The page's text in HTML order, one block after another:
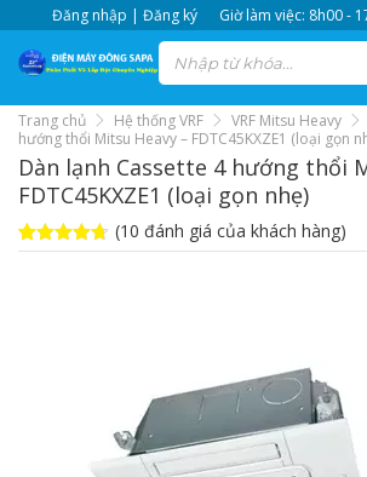
Đăng nhập | Đăng ký Giờ làm việc: 8h00 -
Trang chủ Hệ thống VRF VRF Mitsu Heavy
hướng thổi Mitsu Heavy – FDTC45KXZE1 (loại gọn
Dàn lạnh Cassette 4 hướng thổi
FDTC45KXZE1 (loại gọn nhẹ)
4.7trên 5
10
(10 đánh giá của khách hàng)